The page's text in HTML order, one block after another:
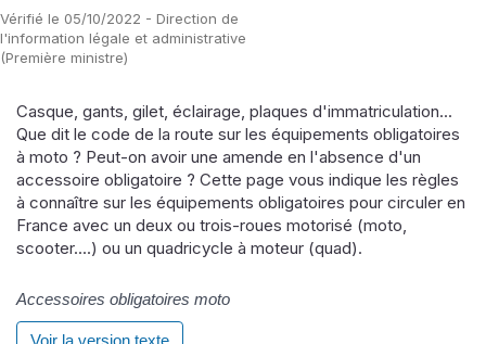
Vérifié le 05/10/2022 - Direction de
l'information légale et administrative
(Première ministre)
Casque, gants, gilet, éclairage, plaques d'immatriculation...
Que dit le code de la route sur les équipements obligatoires
à moto ? Peut-on avoir une amende en l'absence d'un
accessoire obligatoire ? Cette page vous indique les règles
à connaître sur les équipements obligatoires pour circuler en
France avec un deux ou trois-roues motorisé (moto,
scooter....) ou un quadricycle à moteur (quad).
Accessoires obligatoires moto